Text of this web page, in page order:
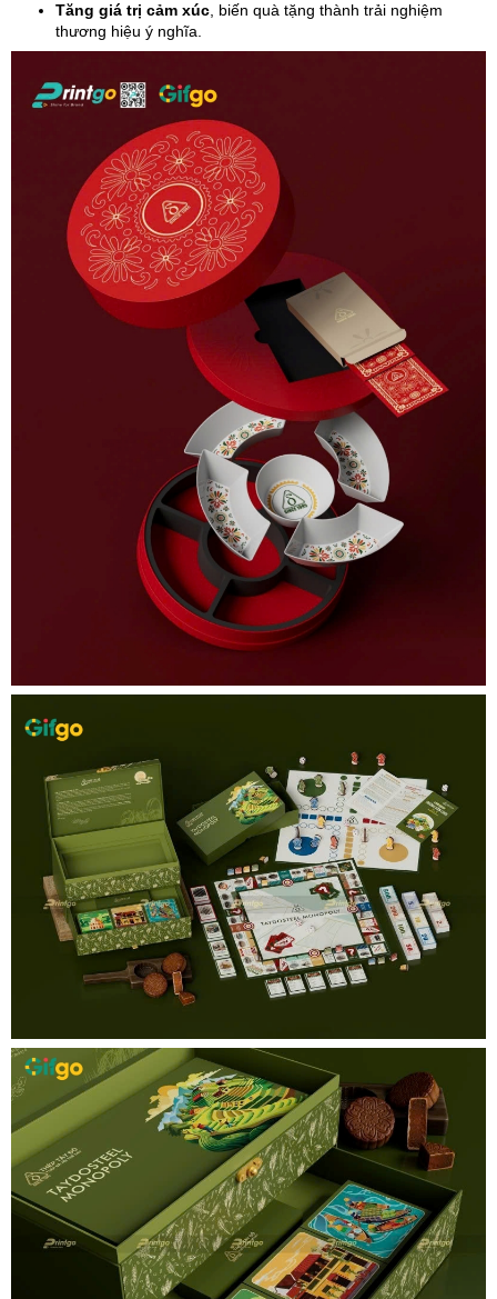
Tăng giá trị cảm xúc, biến quà tặng thành trải nghiệm
thương hiệu ý nghĩa.